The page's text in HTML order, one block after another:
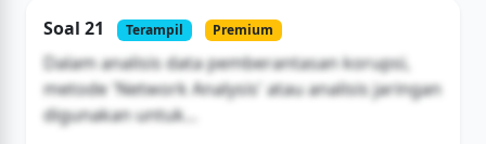
Soal 21 Terampil Premium
Dalam analisis data pemberantasan korupsi,
metode 'Network Analysis' atau analisis jaringan
digunakan untuk...